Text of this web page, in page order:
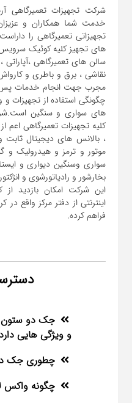
کارواش
لوازم
یدکی
معاینه
فنی
خدمت شما همکاران و
تجهیزاتی تعمیرگاهی را
های تجهیز کلیه کوئیک
سالن های تعمیرگاهی
نقاشی ، برق و باطری و
مجرب جهت انجام خدمات
چگونگی استفاده از تجهیزات
های سواری و سنگین
کلیه تجهیزات تعمیرگاهی اعم
، بالانس های دیجیتال
موتور و ترمز و هیدرولیک و
سواری و‌سنگین دیواری و
این شرکت امکان بازدید
اینترنتی از دفتر مرکز واقع
فراهم کرده.
جک دو
و ویژگی هایی
چطوری جک
چگونه واکس